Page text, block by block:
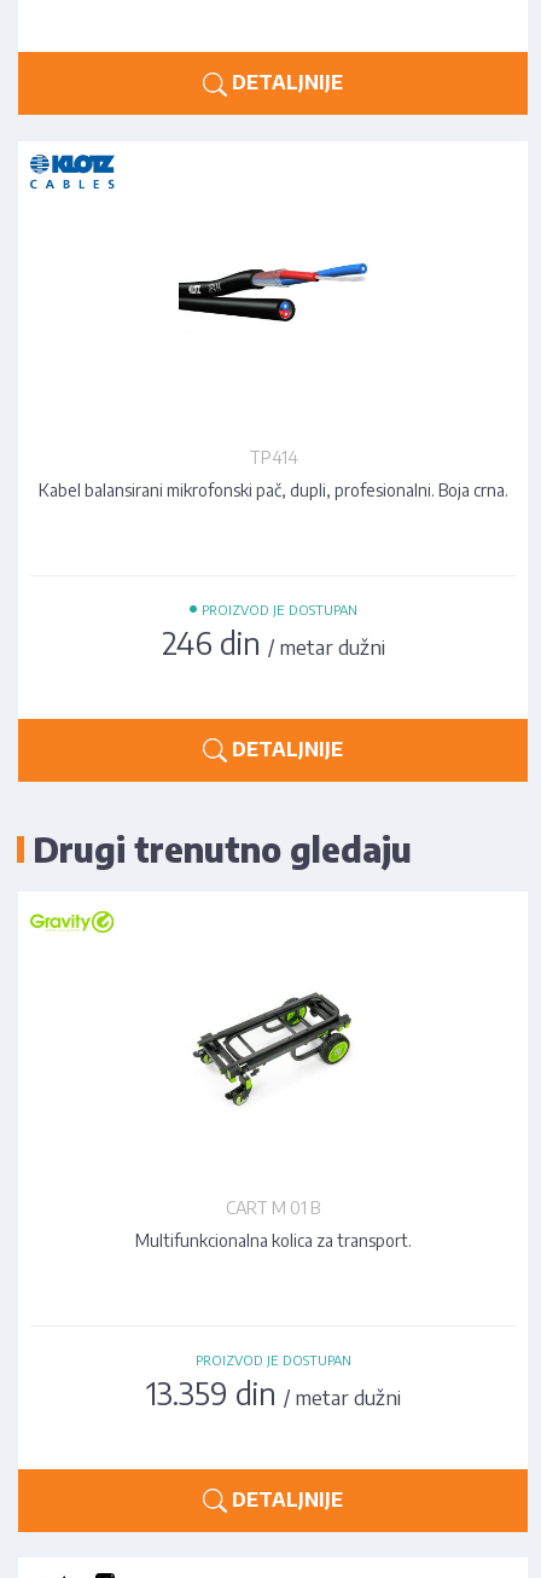
DETALJNIJE
TP414
Kabel balansirani mikrofonski pač, dupli, profesionalni. Boja crna.
• PROIZVOD JE DOSTUPAN
246 din / metar dužni
DETALJNIJE
Drugi trenutno gledaju
CART M 01 B
Multifunkcionalna kolica za transport.
PROIZVOD JE DOSTUPAN
13.359 din / metar dužni
DETALJNIJE